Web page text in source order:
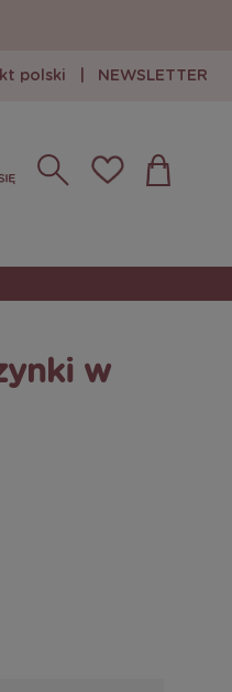
polski NEWSLETTER
w